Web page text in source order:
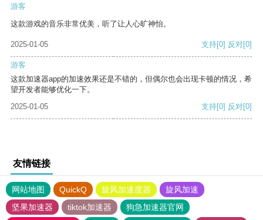
游客
这款游戏的音乐非常优美，听了让人心旷神怡。
2025-01-05 支持[0] 反对[0]
游客
这款加速器app的加速效果还是不错的，但偶尔也会出现卡顿的情况，希
望开发者能够优化一下。
2025-01-05
支持[0] 反对[0]
友情链接
网站地图 QuickQ 旋风加速度器
旋风加速
坚果加速器
tiktok加速器
狗急加速器官网